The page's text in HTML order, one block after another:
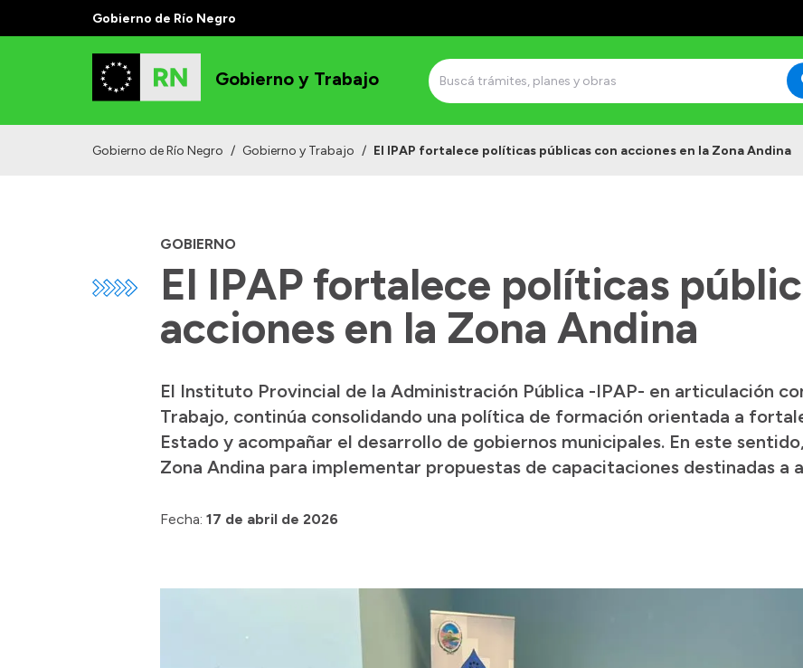
Gobierno de Río Negro
Gobierno y Trabajo
Gobierno de Río Negro / Gobierno y Trabajo / El IPAP fortalece políticas públicas con acciones en la Zona Andina
GOBIERNO
El IPAP fortalece políticas
acciones en la Zona Andina
El Instituto Provincial de la Administración Pública -IPAP- en articulación
Trabajo, continúa consolidando una política de formación orientada a
Estado y acompañar el desarrollo de gobiernos municipales. En este
Zona Andina para implementar propuestas de capacitaciones destinadas a
Fecha: 17 de abril de 2026